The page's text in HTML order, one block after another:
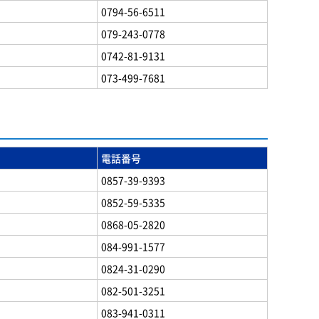
0794-56-6511
079-243-0778
0742-81-9131
073-499-7681
電話番号
0857-39-9393
0852-59-5335
0868-05-2820
084-991-1577
0824-31-0290
082-501-3251
083-941-0311